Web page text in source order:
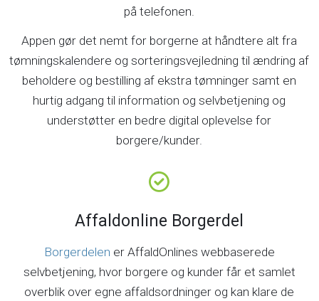
på telefonen.
Appen gør det nemt for borgerne at håndtere alt fra
tømningskalendere og sorteringsvejledning til ændring af
beholdere og bestilling af ekstra tømninger samt en
hurtig adgang til information og selvbetjening og
understøtter en bedre digital oplevelse for
borgere/kunder.
Affaldonline Borgerdel
Borgerdelen er AffaldOnlines webbaserede
selvbetjening, hvor borgere og kunder får et samlet
overblik over egne affaldsordninger og kan klare de